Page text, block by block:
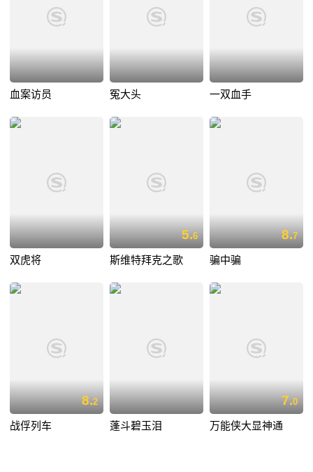
血案访员 冤大头 一双血手
双虎将
5.6
斯维特拜克之歌
8.7
骗中骗
8.2
战俘列车 蓬斗碧玉泪
7.0
万能侠大显神通